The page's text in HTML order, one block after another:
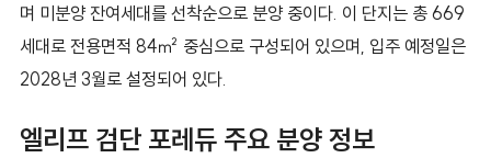
며 미분양 잔여세대를 선착순으로 분양 중이다. 이 단지는 총 669
세대로 전용면적 84㎡ 중심으로 구성되어 있으며, 입주 예정일은
2028년 3월로 설정되어 있다.
엘리프 검단 포레듀 주요 분양 정보